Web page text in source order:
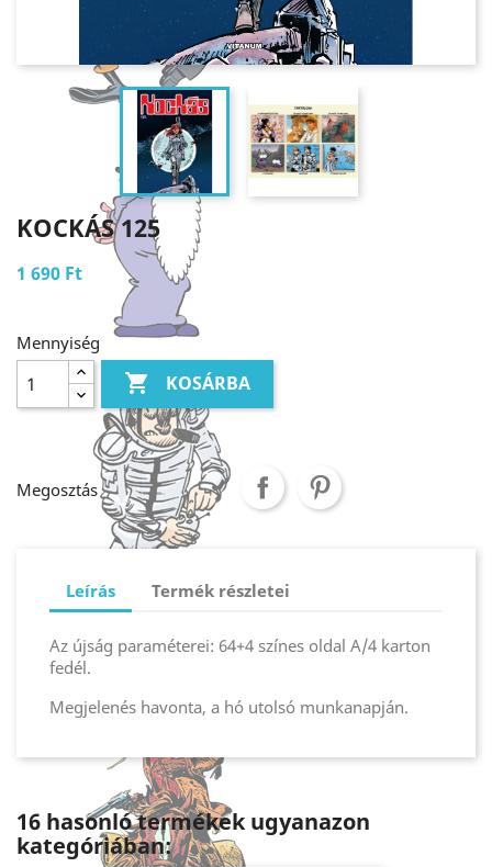
KOCKÁS 125
1 690 Ft
Mennyiség
 KOSÁRBA
Megosztás
Leírás Termék részletei
Az újság paraméterei: 64+4 színes oldal A/4 karton
fedél.
Megjelenés havonta, a hó utolsó munkanapján.
16 hasonló termékek ugyanazon
kategóriában: